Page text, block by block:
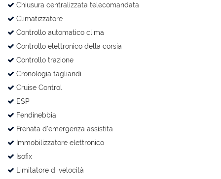
Chiusura centralizzata telecomandata
Climatizzatore
Controllo automatico clima
Controllo elettronico della corsia
Controllo trazione
Cronologia tagliandi
Cruise Control
ESP
Fendinebbia
Frenata d'emergenza assistita
Immobilizzatore elettronico
Isofix
Limitatore di velocità